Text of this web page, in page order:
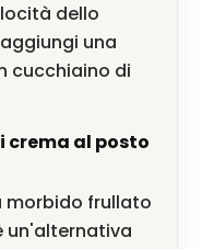
dello
una
cucchiaino di
crema al posto
morbido frullato
un'alternativa